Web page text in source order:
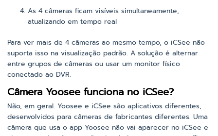
As 4 câmeras ficam visíveis simultaneamente,
atualizando em tempo real
Para ver mais de 4 câmeras ao mesmo tempo, o iCSee não
suporta isso na visualização padrão. A solução é alternar
entre grupos de câmeras ou usar um monitor físico
conectado ao DVR.
Câmera Yoosee funciona no iCSee?
Não, em geral. Yoosee e iCSee são aplicativos diferentes,
desenvolvidos para câmeras de fabricantes diferentes. Uma
câmera que usa o app Yoosee não vai aparecer no iCSee e